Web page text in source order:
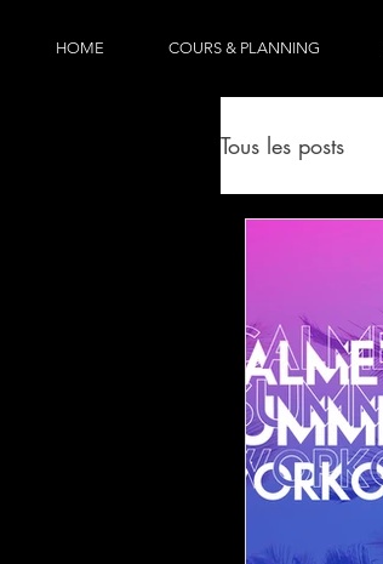
HOME COURS & PLANNING
Tous les posts